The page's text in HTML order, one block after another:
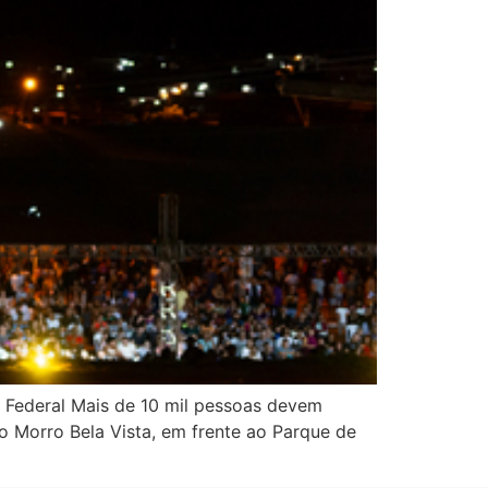
Mais de 10 mil pessoas devem
Morro Bela Vista, em frente ao Parque de